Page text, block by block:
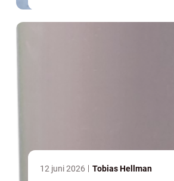
12 juni 2026 Tobias Hellman